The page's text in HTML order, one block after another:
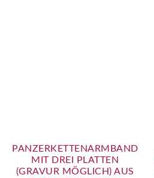
PANZERKETTENARMBAND
MIT DREI PLATTEN
(GRAVUR MÖGLICH) AUS